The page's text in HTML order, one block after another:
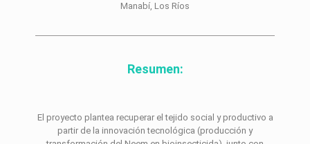
Manabí, Los Ríos
Resumen:
El proyecto plantea recuperar el tejido social y productivo a
partir de la innovación tecnológica (producción y